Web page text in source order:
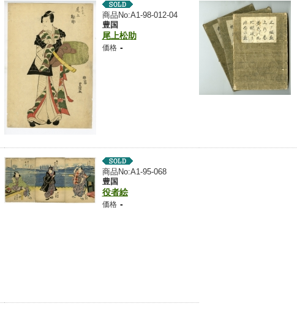
商品No:A1-98-012-04
豊国
尾上松助
価格 -
商品No:A1-95-068
豊国
役者絵
価格 -